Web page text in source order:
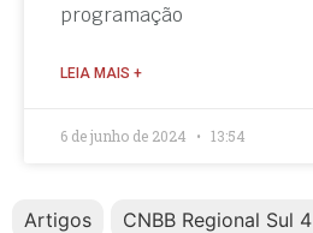
programação
LEIA MAIS +
6 de junho de 2024 13:54
Artigos
CNBB Regional Sul 4